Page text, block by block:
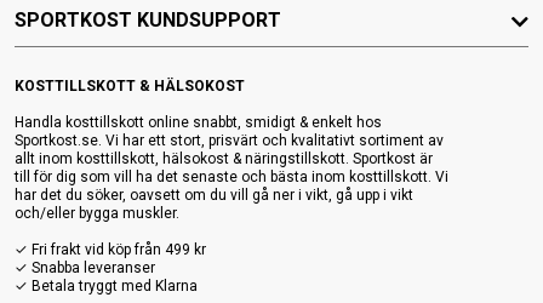
KOSTTILLSKOTT & HÄLSOKOST
Handla kosttillskott online snabbt, smidigt & enkelt hos
Sportkost.se. Vi har ett stort, prisvärt och kvalitativt sortiment av
allt inom kosttillskott, hälsokost & näringstillskott. Sportkost är
till för dig som vill ha det senaste och bästa inom kosttillskott. Vi
har det du söker, oavsett om du vill gå ner i vikt, gå upp i vikt
och/eller bygga muskler.
✓ Fri frakt vid köp från 499 kr
✓ Snabba leveranser
✓ Betala tryggt med Klarna
SPORTKOST KUNDSUPPORT